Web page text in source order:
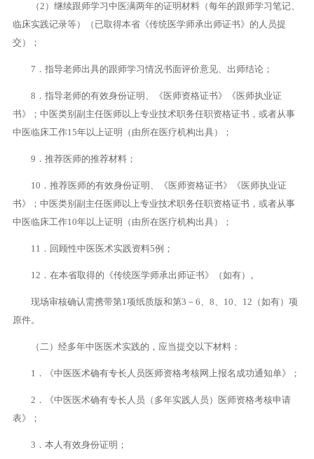
（2）继续跟师学习中医满两年的证明材料（每年的跟师学习笔记、
临床实践记录等）（已取得本省《传统医学师承出师证书》的人员提
交）；
7．指导老师出具的跟师学习情况书面评价意见、出师结论；
8．指导老师的有效身份证明、《医师资格证书》《医师执业证
书》；中医类别副主任医师以上专业技术职务任职资格证书，或者从事
中医临床工作15年以上证明（由所在医疗机构出具）；
9．推荐医师的推荐材料；
10．推荐医师的有效身份证明、《医师资格证书》《医师执业证
书》；中医类别副主任医师以上专业技术职务任职资格证书，或者从事
中医临床工作10年以上证明（由所在医疗机构出具）；
11．回顾性中医医术实践资料5例；
12．在本省取得的《传统医学师承出师证书》（如有）。
现场审核确认需携带第1项纸质版和第3－6、8、10、12（如有）项
原件。
（二）经多年中医医术实践的，应当提交以下材料：
1．《中医医术确有专长人员医师资格考核网上报名成功通知单》；
2．《中医医术确有专长人员（多年实践人员）医师资格考核申请
表》；
3．本人有效身份证明；